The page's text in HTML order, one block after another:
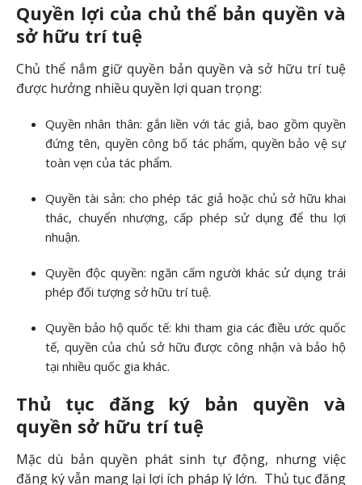
Quyền lợi của chủ thể bản quyền và
sở hữu trí tuệ
Chủ thể nắm giữ quyền bản quyền và sở hữu trí tuệ
được hưởng nhiều quyền lợi quan trọng:
Quyền nhân thân: gắn liền với tác giả, bao gồm quyền
đứng tên, quyền công bố tác phẩm, quyền bảo vệ sự
toàn vẹn của tác phẩm.
Quyền tài sản: cho phép tác giả hoặc chủ sở hữu khai
thác, chuyển nhượng, cấp phép sử dụng để thu lợi
nhuận.
Quyền độc quyền: ngăn cấm người khác sử dụng trái
phép đối tượng sở hữu trí tuệ.
Quyền bảo hộ quốc tế: khi tham gia các điều ước quốc
tế, quyền của chủ sở hữu được công nhận và bảo hộ
tại nhiều quốc gia khác.
Thủ tục đăng ký bản quyền và
quyền sở hữu trí tuệ
Mặc dù bản quyền phát sinh tự động, nhưng việc
đăng ký vẫn mang lại lợi ích pháp lý lớn. Thủ tục đăng